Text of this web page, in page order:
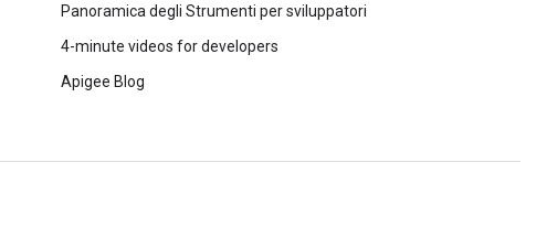
Panoramica degli Strumenti per sviluppatori
4-minute videos for developers
Apigee Blog